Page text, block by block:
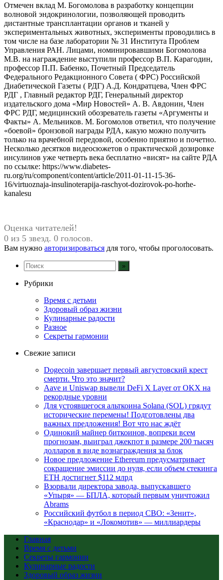
Отмечен вклад М. Богомолова в разработку концепции
волновой эндокринологии, позволяющей проводить
дистантные трансплантации органов и тканей у
экспериментальных животных, эксперименты проводились в
том числе на базе лаборатории № 31 Института Проблем
Управления РАН. Лицами, номинировавшими Богомолова
М.В. на награждение выступили профессор В.П. Карагодин,
профессор П.П. Бабенко, Почетный Председатель
Федерального Редакционного Совета ( ФРС) Российской
Диабетической Газеты ( РДГ) А.Д. Кондратцева, Член ФРС
РДГ , Главный редактор РДГ, Генеральный директор
издательского дома «Мир Новостей» А. В. Авдонин, Член
ФРС РДГ, медицинский обозреватель газеты «Аргументы и
Факты» А. Мельников. М. Богомолов ответил, что получение
«боевой» бронзовой награды РДА, какую можно получить
только на врачебной передовой, особенно приятно и почетно.
Несколько десятков видеосюжетов о практической дозировке
инсулинов уже четверть века бесплатно «висят» на сайте РДА
по ссылке: https://www.diabetes-
ru.org/ru/component/content/article/2011-01-11-15-36-
16/virtuoznaja-insulinoterapija-raschyot-dozirovok-po-horhe-
kanalesu
Оценка читателей!
0 из 5 звезд. 0 голосов.
Вам нужно авторизироваться для того, чтобы проголосовать.
Рубрики
Время с детьми
Здоровый образ жизни
Кулинарные радости
Разное
Секреты гармонии
Свежие записи
Dogecoin завершает первый августовский крест
смерти. Что это значит?
Aave и Uniswap вывели DeFi X Layer от OKX на
рекордные уровни
Для устоявшегося альткоина Solana (SOL) грядут
исторические перемены! Подготовлены два
важных предложения! Вот что нас ждёт
Одинокий майнер биткоинов, вопреки всем
прогнозам, выиграл джекпот в размере 200 тысяч
долларов в виде вознаграждения за блок
Новое предложение Ethereum предусматривает
сокращение эмиссии до нуля, если объем стекинга
ETH достигнет $112 млрд
Взорвали директора завода, выпускавшего
«Упыря» — БПЛА, который первым уничтожил
Abrams
Российский футбол в период СВО: «Зенит»,
«Краснодар» и «Локомотив» — миллиардеры
Главная
Время с детьми
Секреты гармонии
Кулинарные радости
Здоровый образ жизни